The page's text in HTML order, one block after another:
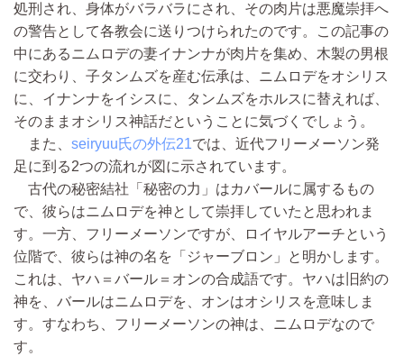
処刑され、身体がバラバラにされ、その肉片は悪魔崇拝へ
の警告として各教会に送りつけられたのです。この記事の
中にあるニムロデの妻イナンナが肉片を集め、木製の男根
に交わり、子タンムズを産む伝承は、ニムロデをオシリス
に、イナンナをイシスに、タンムズをホルスに替えれば、
そのままオシリス神話だということに気づくでしょう。
また、 seiryuu氏の外伝21では、近代フリーメーソン発
足に到る2つの流れが図に示されています。
古代の秘密結社「秘密の力」はカバールに属するもの
で、彼らはニムロデを神として崇拝していたと思われま
す。一方、フリーメーソンですが、ロイヤルアーチという
位階で、彼らは神の名を「ジャーブロン」と明かします。
これは、ヤハ＝バール＝オンの合成語です。ヤハは旧約の
神を、バールはニムロデを、オンはオシリスを意味しま
す。すなわち、フリーメーソンの神は、ニムロデなので
す。